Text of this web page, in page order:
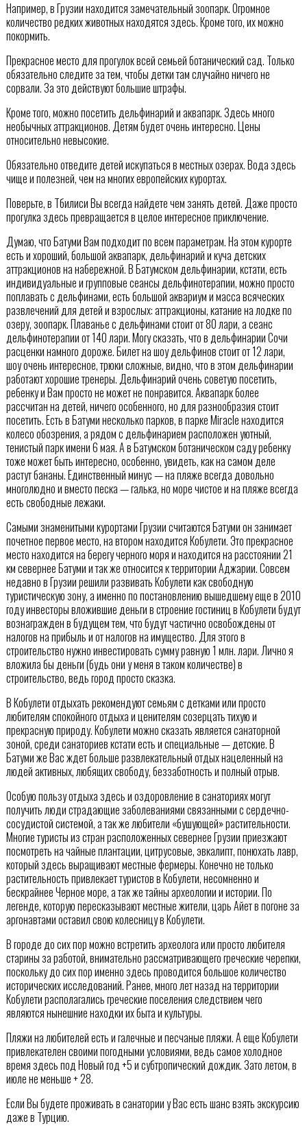
Например, в Грузии находится замечательный зоопарк. Огромное
количество редких животных находятся здесь. Кроме того, их можно
покормить.
Прекрасное место для прогулок всей семьей ботанический сад. Только
обязательно следите за тем, чтобы детки там случайно ничего не
сорвали. За это действуют большие штрафы.
Кроме того, можно посетить дельфинарий и аквапарк. Здесь много
необычных аттракционов. Детям будет очень интересно. Цены
относительно невысокие.
Обязательно отведите детей искупаться в местных озерах. Вода здесь
чище и полезней, чем на многих европейских курортах.
Поверьте, в Тбилиси Вы всегда найдете чем занять детей. Даже просто
прогулка здесь превращается в целое интересное приключение.
Думаю, что Батуми Вам подходит по всем параметрам. На этом курорте
есть и хороший, большой аквапарк, дельфинарий и куча детских
аттракционов на набережной. В Батумском дельфинарии, кстати, есть
индивидуальные и групповые сеансы дельфинотерапии, можно просто
поплавать с дельфинами, есть большой аквариум и масса всяческих
развлечений для детей и взрослых: аттракционы, катание на лодке по
озеру, зоопарк. Плаванье с дельфинами стоит от 80 лари, а сеанс
дельфинотерапии от 140 лари. Могу сказать, что в дельфинарии Сочи
расценки намного дороже. Билет на шоу дельфинов стоит от 12 лари,
шоу очень интересное, трюки сложные, видно, что в этом дельфинарии
работают хорошие тренеры. Дельфинарий очень советую посетить,
ребенку и Вам просто не может не понравится. Аквапарк более
рассчитан на детей, ничего особенного, но для разнообразия стоит
посетить. Есть в Батуми несколько парков, в парке Miracle находится
колесо обозрения, а рядом с дельфинарием расположен уютный,
тенистый парк имени 6 мая. А в Батумском ботаническом саду ребенку
тоже может быть интересно, особенно, увидеть, как на самом деле
растут бананы. Единственный минус — на пляже всегда довольно
многолюдно и вместо песка — галька, но море чистое и на пляже всегда
есть свободные лежаки.
Самыми знаменитыми курортами Грузии считаются Батуми он занимает
почетное первое место, на втором находится Кобулети. Это прекрасное
место находится на берегу черного моря и находится на расстоянии 21
км севернее Батуми и так же относится к территории Аджарии. Совсем
недавно в Грузии решили развивать Кобулети как свободную
туристическую зону, а именно по постановлению вышедшему еще в 2010
году инвесторы вложившие деньги в строение гостиниц в Кобулети будут
вознагражден в будущем тем, что будут частично освобождены от
налогов на прибыль и от налогов на имущество. Для этого в
строительство нужно инвестировать сумму равную 1 млн. лари. Лично я
вложила бы деньги (будь они у меня в таком количестве) в
строительство, ведь город просто сказка.
В Кобулети отдыхать рекомендуют семьям с детками или просто
любителям спокойного отдыха и ценителям созерцать тихую и
прекрасную природу. Кобулети можно сказать является санаторной
зоной, среди санаториев кстати есть и специальные — детские. В
Батуми же Вас ждет больше развлекательный отдых нацеленный на
людей активных, любящих свободу, беззаботность и полный отрыв.
Особую пользу отдыха здесь и оздоровление в санаториях могут
получить люди страдающие заболеваниями связанными с сердечно-
сосудистой системой, а так же любители «бушующей» растительности.
Многие туристы из стран расположенных севернее Грузии приезжают
посмотреть на чайные плантации, цитрусовые, эвкалипт, понюхать лавр,
который здесь выращивают местные фермеры. Конечно не только
растительность привлекает туристов в Кобулети, несомненно и
бескрайнее Черное море, а так же тайны археологии и истории. По
легенде, которую пересказывают местные жители, царь Айет в погоне за
аргонавтами оставил свою колесницу в Кобулети.
В городе до сих пор можно встретить археолога или просто любителя
старины за работой, внимательно рассматривающего греческие черепки,
поскольку до сих пор именно здесь проводится большое количество
исторических исследований. Ранее, много лет назад на территории
Кобулети располагались греческие поселения следствием чего
являются нынешние находки их быта и культуры.
Пляжи на любителей есть и галечные и песчаные пляжи. А еще Кобулети
привлекателен своими погодными условиями, ведь самое холодное
время здесь под Новый год +5 и субтропический дождик. Зато летом, в
июле не меньше + 28.
Если Вы будете проживать в санатории у Вас есть шанс взять экскурсию
даже в Турцию.